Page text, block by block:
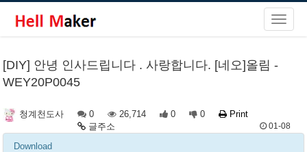
[DIY] 안녕 인사드립니다 . 사랑합니다. [네오]올림 -
WEY20P0045
청계천도사 0 26,714 0 0
Print
글주소
01-08
Download